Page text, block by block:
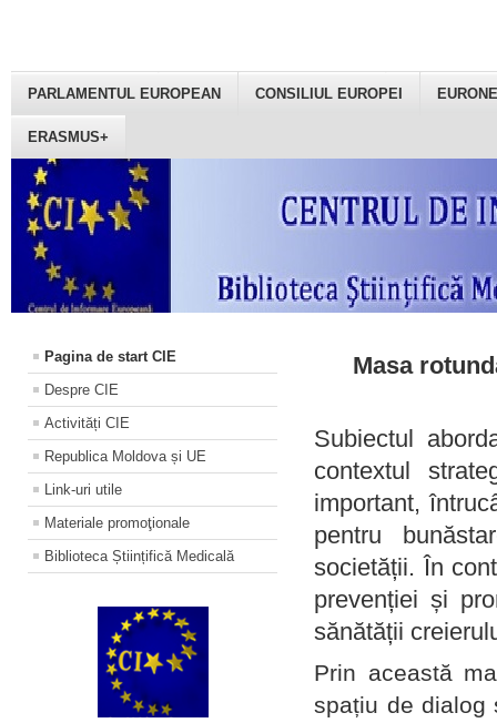
PARLAMENTUL EUROPEAN CONSILIUL EUROPEI
ERASMUS+
Pagina de start CIE
Despre CIE
Activități CIE
Republica Moldova și UE
Link-uri utile
Materiale promoţionale
Biblioteca Științifică Medicală
Masa
Subiectul
contextul
important,
pentru
societății. În
prevenției și
sănătății
Prin această
spațiu de dialog